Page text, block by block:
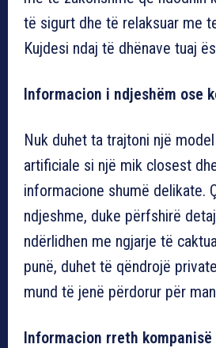
të sigurt dhe të relaksuar me
Kujdesi ndaj të dhënave tuaj
Informacion i ndjeshëm ose
Nuk duhet ta trajtoni një
artificiale si një mik closest
informacione shumë delikate.
ndjeshme, duke përfshirë
ndërlidhen me ngjarje të
punë, duhet të qëndrojë
mund të jenë përdorur për
Informacion rreth